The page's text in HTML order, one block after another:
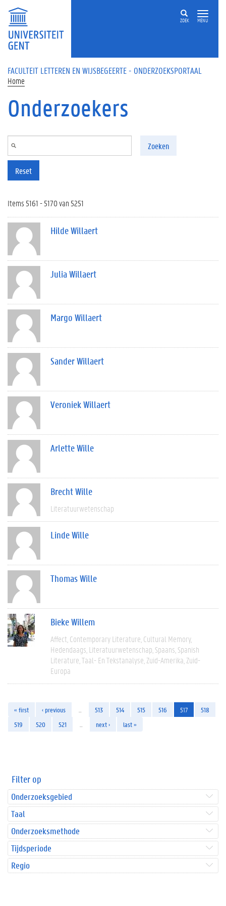
Overslaan en naar de inhoud gaan
ZOEK MENU
FACULTEIT LETTEREN EN WIJSBEGEERTE - ONDERZOEKSPORTAAL
Home
Onderzoekers
Zoeken
Reset
Items 5161 - 5170 van 5251
Hilde Willaert
Julia Willaert
Margo Willaert
Sander Willaert
Veroniek Willaert
Arlette Wille
Brecht Wille
Literatuurwetenschap
Linde Wille
Thomas Wille
Bieke Willem
Affect Contemporary Literature Cultural Memory
Hedendaags Literatuurwetenschap Spaans Spanish
Literature Taal- En Tekstanalyse Zuid-Amerika Zuid-
Europa
« first ‹ previous 513 514 515 516 517
518
519
520 521 next › last »
Filter op
Onderzoeksgebied
Taal
Onderzoeksmethode
Tijdsperiode
Regio